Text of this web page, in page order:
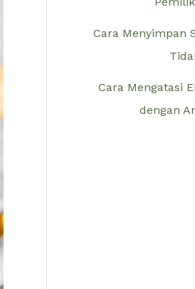
Cara Menyimpan
Cara Mengatasi
dengan